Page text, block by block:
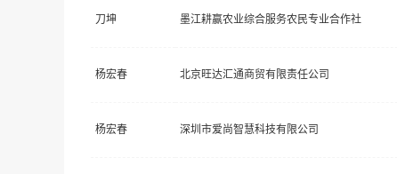
刀坤 墨江耕赢农业综合服务农民专业合作社
杨宏春 北京旺达汇通商贸有限责任公司
杨宏春 深圳市爱尚智慧科技有限公司